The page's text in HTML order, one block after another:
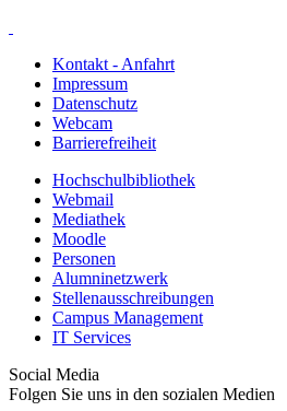
Kontakt - Anfahrt
Impressum
Datenschutz
Webcam
Barrierefreiheit
Hochschulbibliothek
Webmail
Mediathek
Moodle
Personen
Alumninetzwerk
Stellenausschreibungen
Campus Management
IT Services
Social Media
Folgen Sie uns in den sozialen Medien